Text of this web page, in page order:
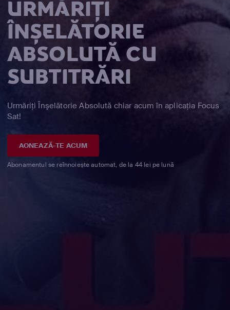
URMĂRIȚI
ÎNŞELĂTORIE
ABSOLUTĂ CU
SUBTITRĂRI
Urmăriți Înşelătorie Absolută chiar acum în aplicația Focus
Sat!
AONEAZĂ-TE ACUM
Abonamentul se reînnoiește automat, de la 44 lei pe lună